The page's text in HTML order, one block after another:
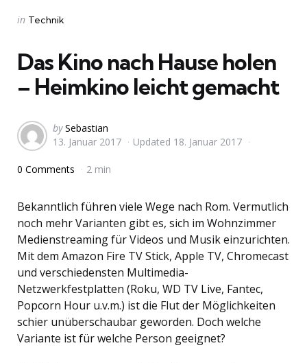
Categories
Posted
in Technik
Das Kino nach Hause holen
– Heimkino leicht gemacht
Posted
by
by Sebastian
13. Januar 2017
Updated 18. Januar 2017
0 Comments 2 min
Bekanntlich führen viele Wege nach Rom. Vermutlich
noch mehr Varianten gibt es, sich im Wohnzimmer
Medienstreaming für Videos und Musik einzurichten.
Mit dem Amazon Fire TV Stick, Apple TV, Chromecast
und verschiedensten Multimedia-
Netzwerkfestplatten (Roku, WD TV Live, Fantec,
Popcorn Hour u.v.m.) ist die Flut der Möglichkeiten
schier unüberschaubar geworden. Doch welche
Variante ist für welche Person geeignet?